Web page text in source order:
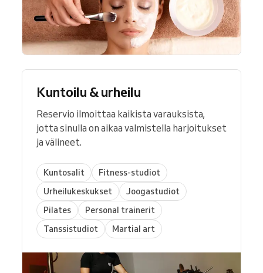
Kuntoilu & urheilu
Reservio ilmoittaa kaikista varauksista,
jotta sinulla on aikaa valmistella harjoitukset
ja välineet.
Kuntosalit
Fitness-studiot
Urheilukeskukset
Joogastudiot
Pilates
Personal trainerit
Tanssistudiot
Martial art